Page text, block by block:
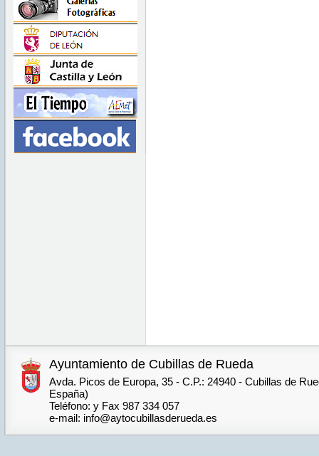
Ayuntamiento de Cubillas de Rueda
Avda. Picos de Europa, 35 - C.P.: 24940 - Cubillas de
España)
Teléfono: y Fax 987 334 057
e-mail: info@aytocubillasderueda.es